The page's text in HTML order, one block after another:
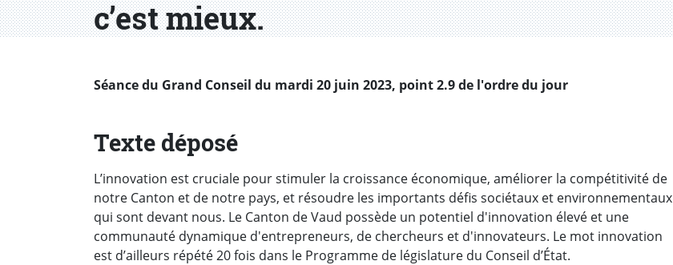
c’est mieux.
Séance du Grand Conseil du mardi 20 juin 2023, point 2.9 de l'ordre du jour
Texte déposé
L’innovation est cruciale pour stimuler la croissance économique, améliorer la compétitivité de
notre Canton et de notre pays, et résoudre les importants défis sociétaux et environnementaux
qui sont devant nous. Le Canton de Vaud possède un potentiel d'innovation élevé et une
communauté dynamique d'entrepreneurs, de chercheurs et d'innovateurs. Le mot innovation
est d’ailleurs répété 20 fois dans le Programme de législature du Conseil d’État.